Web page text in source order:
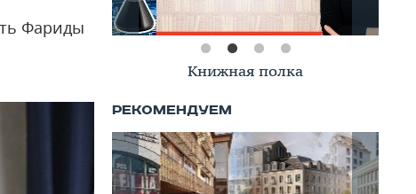
Фариды
Книжная полка